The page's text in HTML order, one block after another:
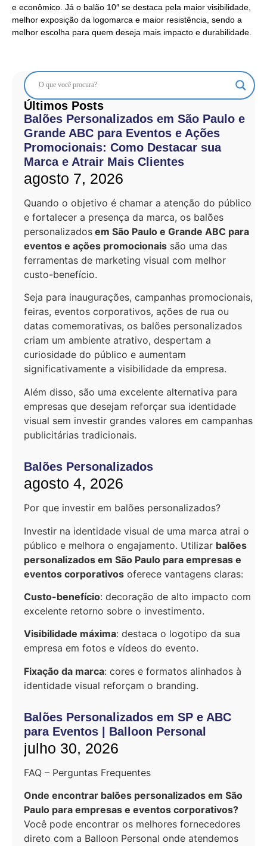
Últimos Posts
Balões Personalizados em São Paulo e
Grande ABC para Eventos e Ações
Promocionais: Como Destacar sua
Marca e Atrair Mais Clientes
agosto 7, 2026
Quando o objetivo é chamar a atenção do público
e fortalecer a presença da marca, os balões
personalizados em São Paulo e Grande ABC para
eventos e ações promocionais são uma das
ferramentas de marketing visual com melhor
custo-benefício.
Seja para inaugurações, campanhas promocionais,
feiras, eventos corporativos, ações de rua ou
datas comemorativas, os balões personalizados
criam um ambiente atrativo, despertam a
curiosidade do público e aumentam
significativamente a visibilidade da empresa.
Além disso, são uma excelente alternativa para
empresas que desejam reforçar sua identidade
visual sem investir grandes valores em campanhas
publicitárias tradicionais.
Balões Personalizados
agosto 4, 2026
Por que investir em balões personalizados?
Investir na identidade visual de uma marca atrai o
público e melhora o engajamento. Utilizar balões
personalizados em São Paulo para empresas e
eventos corporativos oferece vantagens claras:
Custo-benefício: decoração de alto impacto com
excelente retorno sobre o investimento.
Visibilidade máxima: destaca o logotipo da sua
empresa em fotos e vídeos do evento.
Fixação da marca: cores e formatos alinhados à
identidade visual reforçam o branding.
Balões Personalizados em SP e ABC
para Eventos | Balloon Personal
julho 30, 2026
FAQ – Perguntas Frequentes
Onde encontrar balões personalizados em São
Paulo para empresas e eventos corporativos?
Você pode encontrar os melhores fornecedores
direto com a Balloon Personal onde atendemos
e econômico. Já o balão 10″ se destaca pela maior visibilidade,
melhor exposição da logomarca e maior resistência, sendo a
melhor escolha para quem deseja mais impacto e durabilidade.